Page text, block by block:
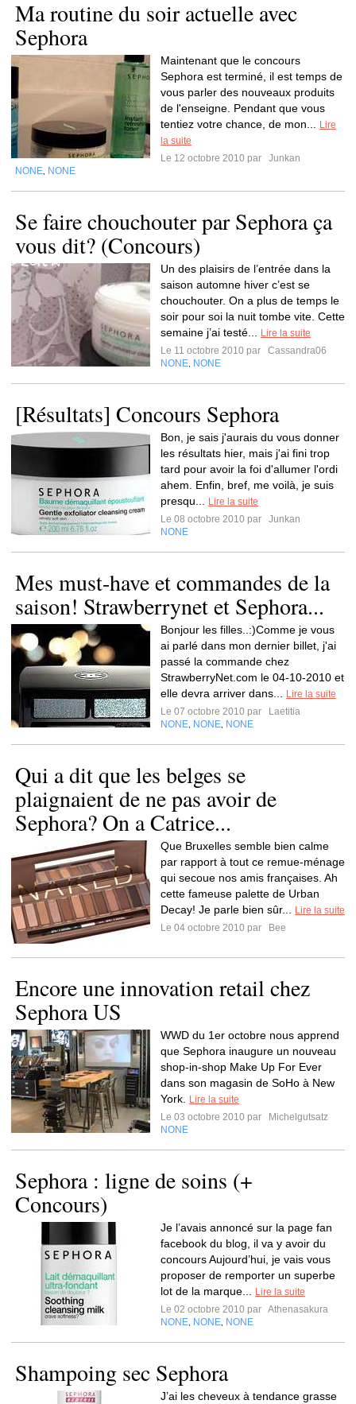
Ma routine du soir actuelle avec
Sephora
Maintenant que le concours
Sephora est terminé, il est temps de
vous parler des nouveaux produits
de l'enseigne. Pendant que vous
tentiez votre chance, de mon...
Lire
la suite
Le 12 octobre 2010 par
Junkan
NONE NONE
Se faire chouchouter par Sephora ça
vous dit? (Concours)
Un des plaisirs de l’entrée dans la
saison automne hiver c’est se
chouchouter. On a plus de temps le
soir pour soi la nuit tombe vite. Cette
semaine j’ai testé...
Lire la suite
Le 11 octobre 2010 par
Cassandra06
NONE NONE
[Résultats] Concours Sephora
Bon, je sais j'aurais du vous donner
les résultats hier, mais j'ai fini trop
tard pour avoir la foi d'allumer l'ordi
ahem. Enfin, bref, me voilà, je suis
presqu...
Lire la suite
Le 08 octobre 2010 par
Junkan
NONE
Mes must-have et commandes de la
saison! Strawberrynet et Sephora...
Bonjour les filles..:)Comme je vous
ai parlé dans mon dernier billet, j'ai
passé la commande chez
StrawberryNet.com le 04-10-2010 et
elle devra arriver dans...
Lire la suite
Le 07 octobre 2010 par
Laetitia
NONE NONE NONE
Qui a dit que les belges se
plaignaient de ne pas avoir de
Sephora? On a Catrice...
Que Bruxelles semble bien calme
par rapport à tout ce remue-ménage
qui secoue nos amis françaises. Ah
cette fameuse palette de Urban
Decay! Je parle bien sûr...
Lire la suite
Le 04 octobre 2010 par
Bee
Encore une innovation retail chez
Sephora US
WWD du 1er octobre nous apprend
que Sephora inaugure un nouveau
shop-in-shop Make Up For Ever
dans son magasin de SoHo à New
York.
Lire la suite
Le 03 octobre 2010 par
Michelgutsatz
NONE
Sephora : ligne de soins (+
Concours)
Je l’avais annoncé sur la page fan
facebook du blog, il va y avoir du
concours Aujourd’hui, je vais vous
proposer de remporter un superbe
lot de la marque...
Lire la suite
Le 02 octobre 2010 par Athenasakura
NONE NONE NONE
Shampoing sec Sephora
J’ai les cheveux à tendance grasse